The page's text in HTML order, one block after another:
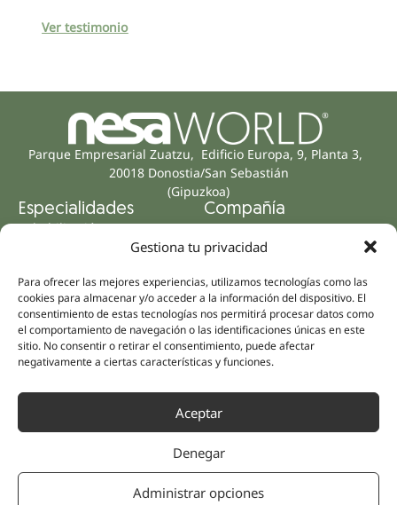
Gestiona tu privacidad
Para ofrecer las mejores experiencias, utilizamos tecnologías como las
cookies para almacenar y/o acceder a la información del dispositivo. El
consentimiento de estas tecnologías nos permitirá procesar datos como
el comportamiento de navegación o las identificaciones únicas en este
sitio. No consentir o retirar el consentimiento, puede afectar
negativamente a ciertas características y funciones.
Aceptar
Denegar
Administrar opciones
Ver testimonio
Parque Empresarial Zuatzu, Edificio Europa, 9, Planta 3,
20018 Donostia/San Sebastián
(Gipuzkoa)
Especialidades
Rehabilitación
Sports
Salud mental
Neurología y dolor
Odontología
Medicina interna
Medicina estética
Compañía
Distribuidores
Partnerships
Nesa Academic
Campus
Clínicas
Tratamientos pacientes
Síguenos
LinkedIn
Youtube
Facebook